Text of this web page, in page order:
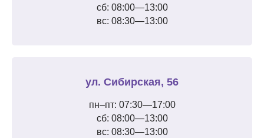
сб: 08:00—13:00
вс: 08:30—13:00
ул. Сибирская, 56
пн–пт: 07:30—17:00
сб: 08:00—13:00
вс: 08:30—13:00